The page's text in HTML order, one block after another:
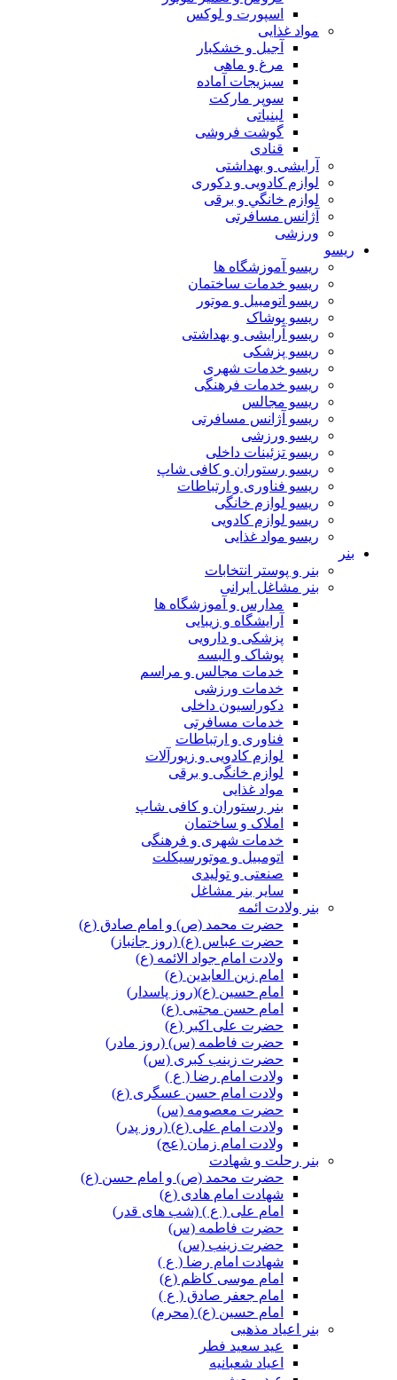
اسپورت و لوکس
مواد غذایی
آجیل و خشکبار
مرغ و ماهی
سبزیجات آماده
سوپر مارکت
لبنیاتی
گوشت فروشی
قنادی
آرایشی و بهداشتی
لوازم کادویی و دکوری
لوازم خانگي و برقی
آژانس مسافرتی
ورزشی
ریسو
ریسو آموزشگاه ها
ریسو خدمات ساختمان
ریسو اتومبیل و موتور
ریسو پوشاک
ریسو آرایشی و بهداشتی
ریسو پزشکی
ریسو خدمات شهری
ریسو خدمات فرهنگی
ریسو مجالس
ریسو آژانس مسافرتی
ریسو ورزشی
ریسو تزئینات داخلی
ریسو رستوران و کافی شاپ
ریسو فناوری و ارتباطات
ریسو لوازم خانگی
ریسو لوازم کادویی
ریسو مواد غذایی
بنر
بنر و پوستر انتخابات
بنر مشاغل ایرانی
مدارس و آموزشگاه ها
آرایشگاه و زیبایی
پزشکی و دارویی
پوشاک و البسه
خدمات مجالس و مراسم
خدمات ورزشی
دکوراسیون داخلی
خدمات مسافرتی
فناوری و ارتباطات
لوازم کادویی و زیورآلات
لوازم خانگی و برقی
مواد غذایی
بنر رستوران و کافی شاپ
املاک و ساختمان
خدمات شهری و فرهنگی
اتومبیل و موتورسیکلت
صنعتی و تولیدی
سایر بنر مشاغل
بنر ولادت ائمه
حضرت محمد (ص) و امام صادق (ع)
حضرت عباس (ع) (روز جانباز)
ولادت امام جواد الائمه (ع)
امام زین العابدین (ع)
امام حسین (ع)(روز پاسدار)
امام حسن مجتبی (ع)
حضرت علی اکبر (ع)
حضرت فاطمه (س) (روز مادر)
حضرت زینب کبری (س)
ولادت امام رضا ( ع )
ولادت امام حسن عسگری (ع)
حضرت معصومه (س)
ولادت امام علی (ع) (روز پدر)
ولادت امام زمان (عج)
بنر رحلت و شهادت
حضرت محمد (ص) و امام حسن (ع)
شهادت امام هادی (ع)
امام علی ( ع ) (شب های قدر)
حضرت فاطمه (س)
حضرت زینب (س)
شهادت امام رضا ( ع )
امام موسی کاظم (ع)
امام جعفر صادق ( ع )
امام حسین (ع) (محرم)
بنر اعیاد مذهبی
عید سعید فطر
اعیاد شعبانیه